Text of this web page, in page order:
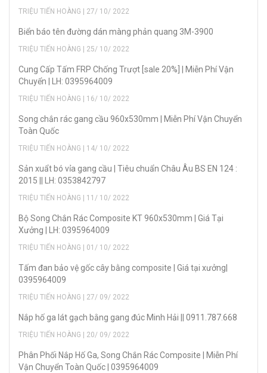
TRIỆU TIẾN HOÀNG | 27/ 10/ 2022
Biển báo tên đường dán màng phản quang 3M-3900
TRIỆU TIẾN HOÀNG | 25/ 10/ 2022
Cung Cấp Tấm FRP Chống Trượt [sale 20%] | Miễn Phí Vận
Chuyển | LH: 0395964009
TRIỆU TIẾN HOÀNG | 16/ 10/ 2022
Song chắn rác gang cầu 960x530mm | Miễn Phí Vận Chuyển
Toàn Quốc
TRIỆU TIẾN HOÀNG | 14/ 10/ 2022
Sản xuẩt bó vỉa gang cầu | Tiêu chuẩn Châu Âu BS EN 124 :
2015 || LH: 0353842797
TRIỆU TIẾN HOÀNG | 11/ 10/ 2022
Bộ Song Chắn Rác Composite KT 960x530mm | Giá Tại
Xưởng | LH: 0395964009
TRIỆU TIẾN HOÀNG | 01/ 10/ 2022
Tấm đan bảo vệ gốc cây bằng composite | Giá tại xưởng|
0395964009
TRIỆU TIẾN HOÀNG | 27/ 09/ 2022
Nắp hố ga lát gạch bằng gang đúc Minh Hải || 0911.787.668
TRIỆU TIẾN HOÀNG | 20/ 09/ 2022
Phân Phối Nắp Hố Ga, Song Chắn Rác Composite | Miễn Phí
Vận Chuyển Toàn Quốc | 0395964009